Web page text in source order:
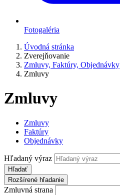
Fotogaléria
Úvodná stránka
Zverejňovanie
Zmluvy, Faktúry, Objednávky
Zmluvy
Zmluvy
Zmluvy
Faktúry
Objednávky
Hľadaný výraz
Hľadať
Rozšírené hľadanie
Zmluvná strana